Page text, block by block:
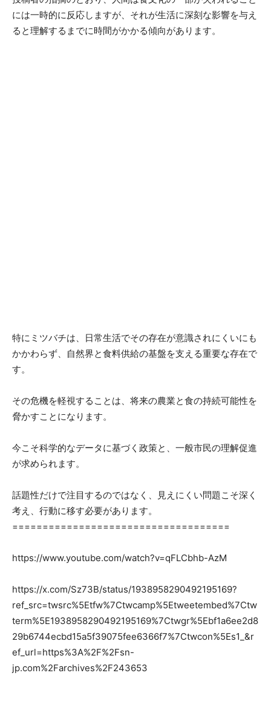
には一時的に反応しますが、それが生活に深刻な影響を与え
ると理解するまでに時間がかかる傾向があります。
特にミツバチは、日常生活でその存在が意識されにくいにも
かかわらず、自然界と食料供給の基盤を支える重要な存在で
す。
その危機を軽視することは、将来の農業と食の持続可能性を
脅かすことになります。
今こそ科学的なデータに基づく政策と、一般市民の理解促進
が求められます。
話題性だけで注目するのではなく、見えにくい問題こそ深く
考え、行動に移す必要があります。
====================================
https://www.youtube.com/watch?v=qFLCbhb-AzM
https://x.com/Sz73B/status/1938958290492195169?
ref_src=twsrc%5Etfw%7Ctwcamp%5Etweetembed%7Ctw
term%5E1938958290492195169%7Ctwgr%5Ebf1a6ee2d8
29b6744ecbd15a5f39075fee6366f7%7Ctwcon%5Es1_&r
ef_url=https%3A%2F%2Fsn-
jp.com%2Farchives%2F243653